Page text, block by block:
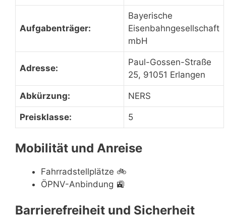
Aufgabenträger:
Bayerische
Eisenbahngesellschaft
mbH
Adresse:
Paul-Gossen-Straße
25, 91051 Erlangen
Abkürzung: NERS
Preisklasse: 5
Mobilität und Anreise
Fahrradstellplätze 🚲
ÖPNV-Anbindung 🚉
Barrierefreiheit und Sicherheit